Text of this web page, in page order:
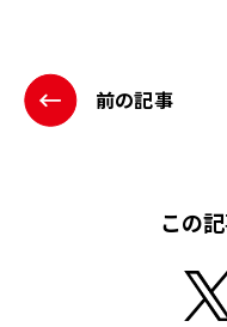
前の記事
この